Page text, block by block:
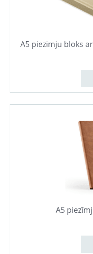
A5 piezīmju bloks
A5